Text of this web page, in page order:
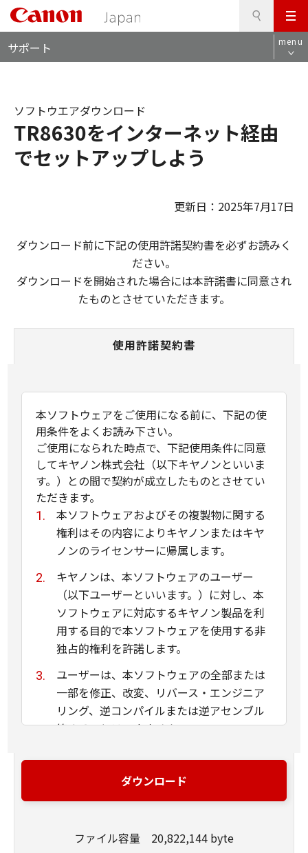
メ
ニ
ュ
サポート menu
TR8630をインターネット経由
でセットアップしよう
ソフトウエアダウンロード
更新日：2025年7月17日
ダウンロード前に下記の使用許諾契約書を必ずお読みく
ださい。
ダウンロードを開始された場合には本許諾書に同意され
たものとさせていただきます。
使用許諾契約書
本ソフトウェアをご使用になる前に、下記の使
用条件をよくお読み下さい。
ご使用になられた時点で、下記使用条件に同意
してキヤノン株式会社（以下キヤノンといいま
す。）との間で契約が成立したものとさせてい
ただきます。
本ソフトウェアおよびその複製物に関する
権利はその内容によりキヤノンまたはキヤ
ノンのライセンサーに帰属します。
キヤノンは、本ソフトウェアのユーザー
（以下ユーザーといいます。）に対し、本
ソフトウェアに対応するキヤノン製品を利
用する目的で本ソフトウェアを使用する非
独占的権利を許諾します。
ユーザーは、本ソフトウェアの全部または
一部を修正、改変、リバース・エンジニア
リング、逆コンパイルまたは逆アセンブル
等することはできません。
ン株式会社およびキヤノンのライセンサー
は、本ソフトウェアがユーザーの特定の目
がないこと、その他本ソフトウェアに関し
ダウンロード
ファイル容量 20,822,144 byte